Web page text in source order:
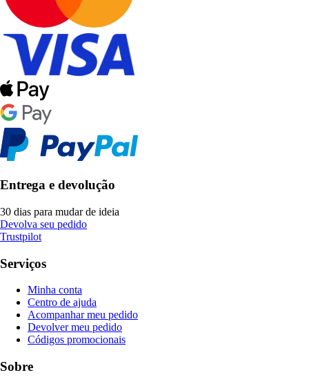
Entrega e devolução
30 dias para mudar de ideia
Devolva seu pedido
Trustpilot
Serviços
Minha conta
Centro de ajuda
Acompanhar meu pedido
Devolver meu pedido
Códigos promocionais
Sobre